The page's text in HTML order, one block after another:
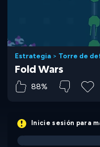
Estrategia > Torre de
Fold Wars
88%
Inicie sesión para